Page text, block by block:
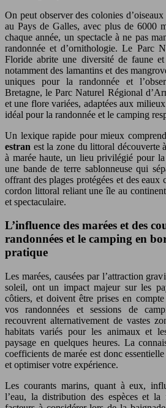
On peut observer des colonies
au Pays de Galles, avec plus de 6000
chaque année, un spectacle à ne pas
randonnée et d’ornithologie. Le Parc
Floride abrite une diversité de faune
notamment des lamantins et des
uniques pour la randonnée et
Bretagne, le Parc Naturel Régional
et une flore variées, adaptées aux
idéal pour la randonnée et le camping
Un lexique rapide pour mieux
estran est la zone du littoral découverte
à marée haute, un lieu privilégié pour
une bande de terre sablonneuse qui
offrant des plages protégées et des eaux
cordon littoral reliant une île au
et spectaculaire.
L’influence des marées et des
randonnées et le camping en
pratique
Les marées, causées par l’attraction
soleil, ont un impact majeur sur les
côtiers, et doivent être prises en
vos randonnées et sessions de
recouvrent alternativement de vastes
habitats variés pour les animaux et
paysage en quelques heures. La
coefficients de marée est donc
et optimiser votre expérience.
Les courants marins, quant à eux,
l’eau, la distribution des espèces et la